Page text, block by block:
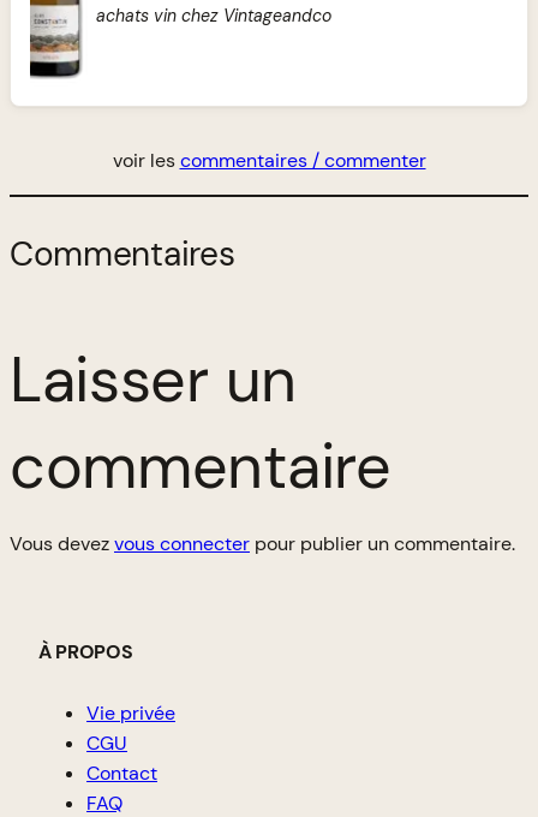
achats vin chez Vintageandco
voir lescommentaires / commenter
Commentaires
Laisser un
commentaire
Vous devezvous connecter pour publier un commentaire.
À PROPOS
Vie privée
CGU
Contact
FAQ